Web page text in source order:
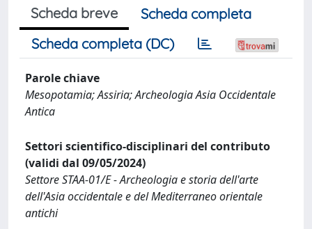
Scheda breve
Scheda completa
Scheda completa (DC)
Parole chiave
Mesopotamia; Assiria; Archeologia Asia Occidentale
Antica
Settori scientifico-disciplinari del contributo
(validi dal 09/05/2024)
Settore STAA-01/E - Archeologia e storia dell'arte
dell'Asia occidentale e del Mediterraneo orientale
antichi